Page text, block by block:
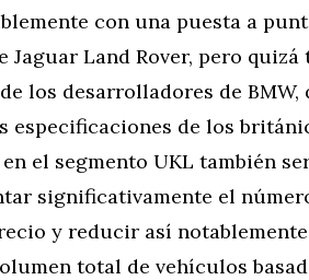
con una puesta a
Jaguar Land Rover, pero
los desarrolladores de
especificaciones de los
el segmento UKL también
significativamente el
y reducir así
total de vehículos